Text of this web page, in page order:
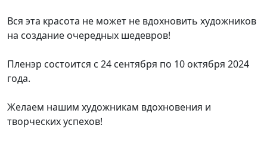
Вся эта красота не может не вдохновить художников
на создание очередных шедевров!
Пленэр состоится с 24 сентября по 10 октября 2024
года.
Желаем нашим художникам вдохновения и
творческих успехов!